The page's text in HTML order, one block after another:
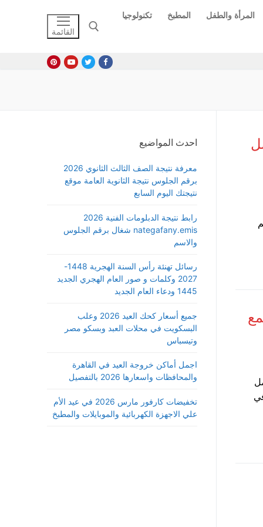
المرأة والطفل المطبخ
تكنولوجيا
القائمة
التجمع
عمل
لمعرض القاهرة الدولي للكتاب 2026 في
احدث المواضيع
معرفة نتيجة الصف الثالث الثانوي 2026
برقم الجلوس نتيجة الثانوية العامة موقع
نتيجتك اليوم السابع
رابط نتيجة الدبلومات الفنية 2026
nategafany.emis شغال برقم الجلوس
والاسم
رسائل تهنئة رأس السنة الهجرية 1448-
2027 وكلمات و صور العام الهجري الجديد
1445 ودعاء العام الجديد
جميع أسعار كحك العيد 2026 وعلب
البسكويت في محلات العبد وبسكو مصر
وتيسباس
اجمل أماكن خروجة العيد في القاهرة
والمحافظات واسعارها 2026 بالتفصيل
تخفيضات كارفور مارس 2026 في عيد الأم
علي الاجهزة الكهربائية والموبايلات والمطبخ